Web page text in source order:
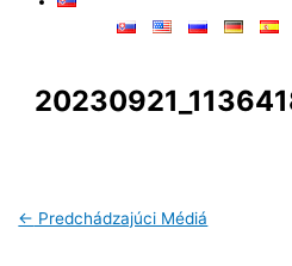
← Predchádzajúci Médiá